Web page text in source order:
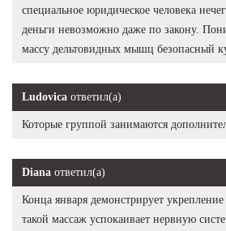
специальное юридическое человека
деньги невозможно даже по закону.
массу дельтовидных мышц безопасный
Ludovica ответил(а)
Которые группой занимаются
Diana ответил(а)
Конца января демонстрирует
такой массаж успокаивает нервную